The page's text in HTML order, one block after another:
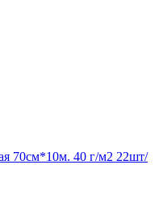
70см*10м. 40 г/м2 22шт/